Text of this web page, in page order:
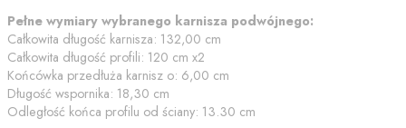
Pełne wymiary wybranego karnisza podwójnego:
Całkowita długość karnisza: 132,00 cm
Całkowita długość profili: 120 cm x2
Końcówka przedłuża karnisz o: 6,00 cm
Długość wspornika: 18,30 cm
Odległość końca profilu od ściany: 13.30 cm